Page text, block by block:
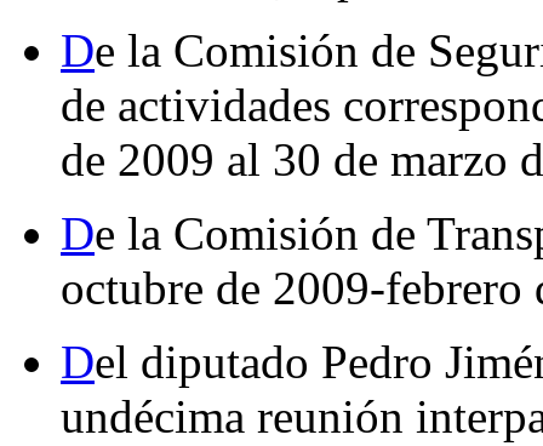
De la Comisión de
de actividades
de 2009 al 30 de marzo
De la Comisión de
octubre de 2009-febrero
Del diputado Pedro
undécima reunión